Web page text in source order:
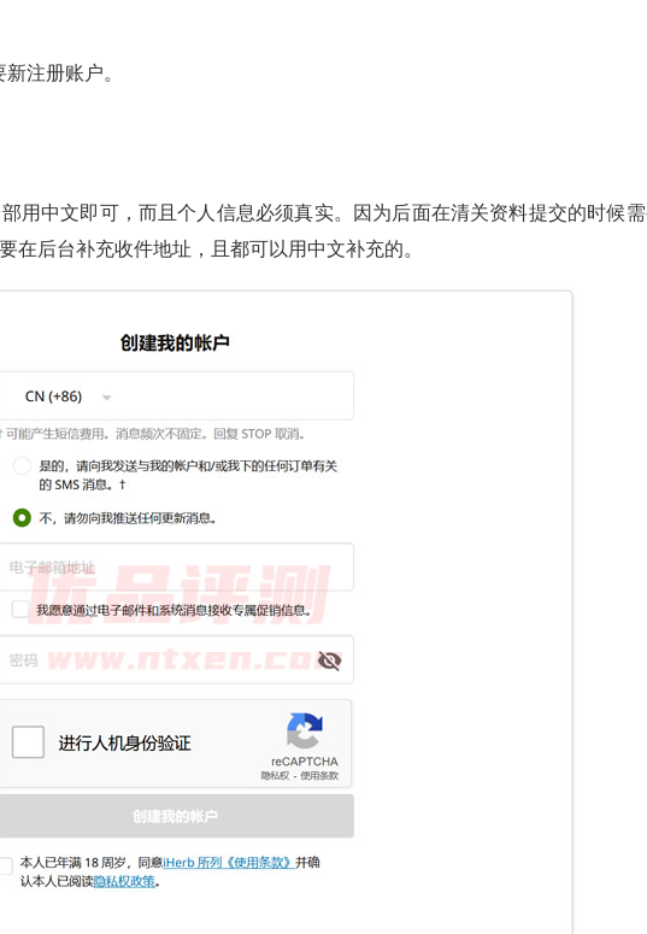
注册账户。
用中文即可，而且个人信息必须真实。因为后面在清关资料提交的时候
在后台补充收件地址，且都可以用中文补充的。